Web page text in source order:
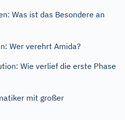
Was ist das Besondere an
Wer verehrt Amida?
Wie verlief die erste Phase
mit großer